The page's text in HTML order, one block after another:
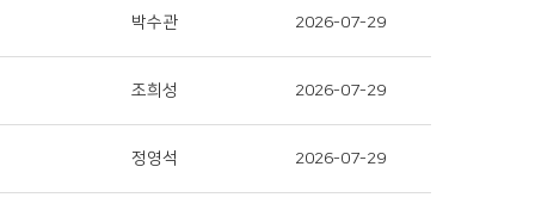
박수관 2026-07-29
조희성 2026-07-29
정영석 2026-07-29